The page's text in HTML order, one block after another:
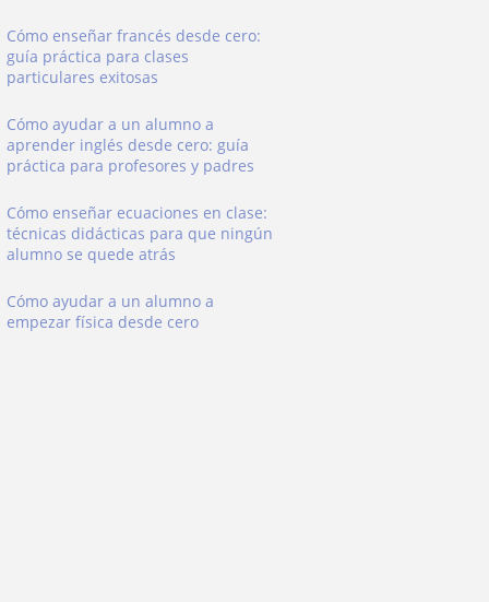
Cómo enseñar francés desde cero:
guía práctica para clases
particulares exitosas
Cómo ayudar a un alumno a
aprender inglés desde cero: guía
práctica para profesores y padres
Cómo enseñar ecuaciones en clase:
técnicas didácticas para que ningún
alumno se quede atrás
Cómo ayudar a un alumno a
empezar física desde cero